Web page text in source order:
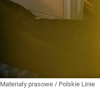
Materiały prasowe / Polskie Linie